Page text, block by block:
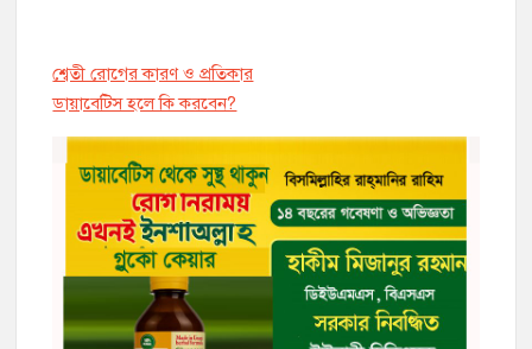
শ্বেতী রোগের কারণ ও প্রতিকার
ডায়াবেট্সি হলে কি করবেন?